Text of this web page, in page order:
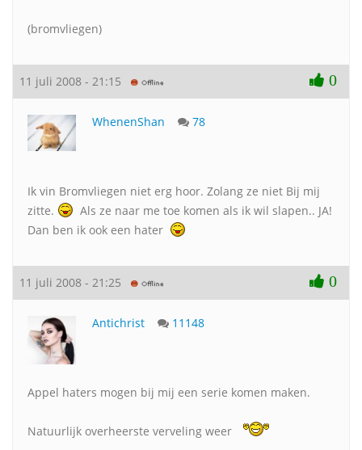
(bromvliegen)
11 juli 2008 - 21:15 0
WhenenShan 78
Ik vin Bromvliegen niet erg hoor. Zolang ze niet Bij mij
zitte.
Als ze naar me toe komen als ik wil slapen.. JA!
Dan ben ik ook een hater
11 juli 2008 - 21:25 0
Antichrist 11148
Appel haters mogen bij mij een serie komen maken.
Natuurlijk overheerste verveling weer